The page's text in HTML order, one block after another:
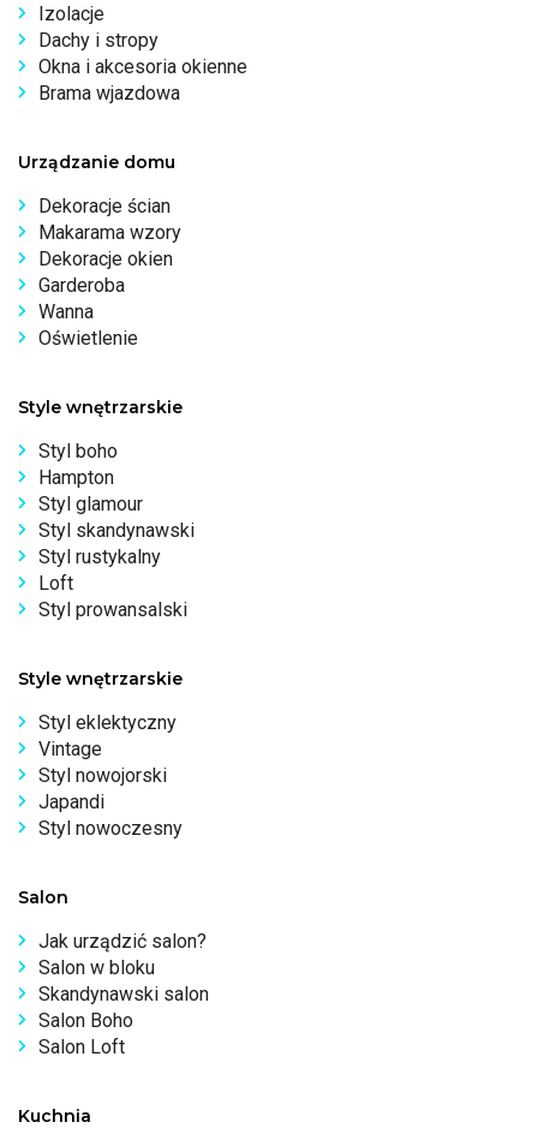
Izolacje
Dachy i stropy
Okna i akcesoria okienne
Brama wjazdowa
Urządzanie domu
Dekoracje ścian
Makarama wzory
Dekoracje okien
Garderoba
Wanna
Oświetlenie
Style wnętrzarskie
Styl boho
Hampton
Styl glamour
Styl skandynawski
Styl rustykalny
Loft
Styl prowansalski
Style wnętrzarskie
Styl eklektyczny
Vintage
Styl nowojorski
Japandi
Styl nowoczesny
Salon
Jak urządzić salon?
Salon w bloku
Skandynawski salon
Salon Boho
Salon Loft
Kuchnia